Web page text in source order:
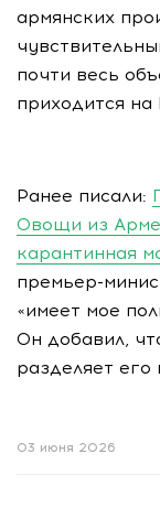
армянских
почти весь
приходится на
Ранее писали:
Овощи из
карантинная
премьер-
«имеет мое
Он добавил,
разделяет
03 июня 2026